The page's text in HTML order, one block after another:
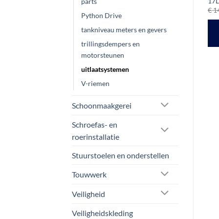
Python Drive
tankniveau meters en gevers
trillingsdempers en
motorsteunen
uitlaatsystemen
V-riemen
Schoonmaakgerei
Schroefas- en
roerinstallatie
Stuurstoelen en onderstellen
Touwwerk
Veiligheid
Veiligheidskleding
€
WINKELWAGEN